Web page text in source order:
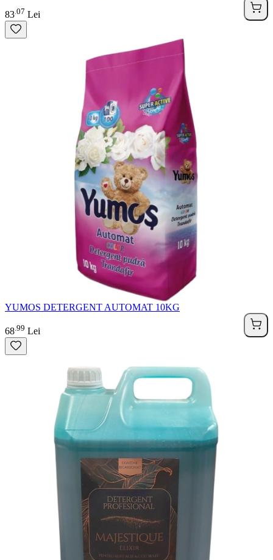
83 07 Lei
YUMOS DETERGENT AUTOMAT 10KG
68 99 Lei